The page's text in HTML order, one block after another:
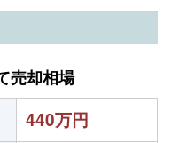
売却相場
440万円